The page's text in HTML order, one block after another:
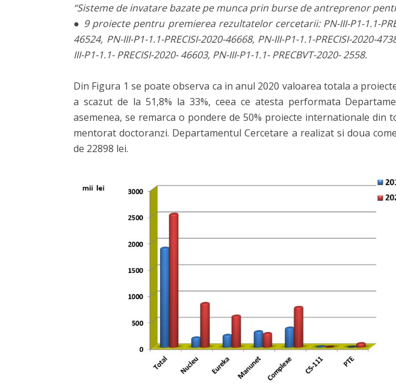
“Sisteme de invatare bazate pe munca prin burse de antreprenor
● 9 proiecte pentru premierea rezultatelor cercetarii: PN-III-P1-1.1-
46524, PN-III-P1-1.1-PRECISI-2020-46668, PN-III-P1-1.1-PRECISI-2020-
III-P1-1.1- PRECISI-2020- 46603, PN-III-P1-1.1- PRECBVT-2020- 2558.
Din Figura 1 se poate observa ca in anul 2020 valoarea totala a
a scazut de la 51,8% la 33%, ceea ce atesta performata
asemenea, se remarca o pondere de 50% proiecte internationale
mentorat doctoranzi. Departamentul Cercetare a realizat si doua
de 22898 lei.